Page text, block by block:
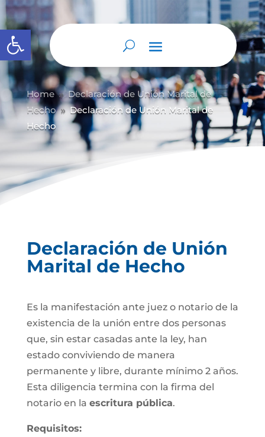
Abrir barra de herramientas
Home 9 Declaración de Unión Marital de
Hecho 9 Declaración de Unión Marital de
Hecho
Declaración de Unión
Marital de Hecho
Es la manifestación ante juez o notario de la
existencia de la unión entre dos personas
que, sin estar casadas ante la ley, han
estado conviviendo de manera
permanente y libre, durante mínimo 2 años.
Esta diligencia termina con la firma del
notario en la escritura pública.
Requisitos: